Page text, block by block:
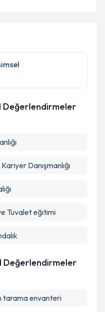
ilişkin
verilerimin belirtilen
ediyorum.
Gönder
Değerlendirmeler
Danışmanlığı
Tuvalet eğitimi
Değerlendirmeler
tarama envanteri